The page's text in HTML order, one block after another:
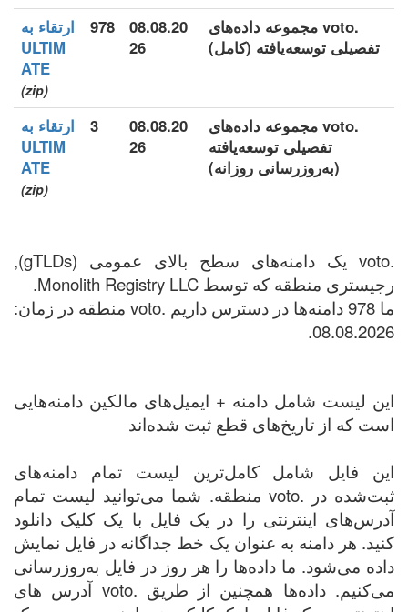
.voto مجموعه داده‌های
تفصیلی توسعه‌یافته (کامل)
08.08.20
26
978
ارتقاء به
ULTIM
ATE
(zip)
.voto مجموعه داده‌های
تفصیلی توسعه‌یافته
(به‌روزرسانی روزانه)
08.08.20
26
3
ارتقاء به
ULTIM
ATE
(zip)
.voto یک دامنه‌های سطح بالای عمومی (gTLDs),
رجیستری منطقه که توسط Monolith Registry LLC.
ما 978 دامنه‌ها در دسترس داریم .voto منطقه در زمان:
08.08.2026.
این لیست شامل دامنه + ایمیل‌های مالکین دامنه‌هایی
است که از تاریخ‌های قطع ثبت شده‌اند
این فایل شامل کامل‌ترین لیست تمام دامنه‌های
ثبت‌شده در .voto منطقه. شما می‌توانید لیست تمام
آدرس‌های اینترنتی را در یک فایل با یک کلیک دانلود
کنید. هر دامنه به عنوان یک خط جداگانه در فایل نمایش
داده می‌شود. ما داده‌ها را هر روز در فایل به‌روزرسانی
می‌کنیم. داده‌ها همچنین از طریق .voto آدرس های